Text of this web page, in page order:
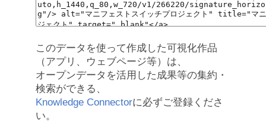
このデータを使って作成した可視化作品
（アプリ、ウェブページ等）は、
オープンデータを活用した成果等の集約・
検索ができる、
Knowledge Connectorに必ずご登録くださ
い。